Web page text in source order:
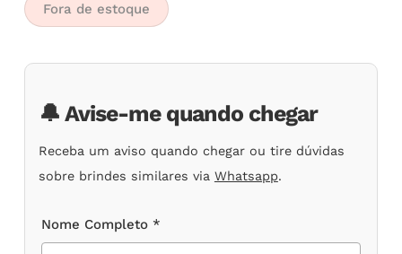
5, com
baseado
em
clientes
Fora de estoque
🔔 Avise-me quando chegar
Receba um aviso quando chegar ou tire dúvidas
sobre brindes similares via Whatsapp.
Nome Completo *